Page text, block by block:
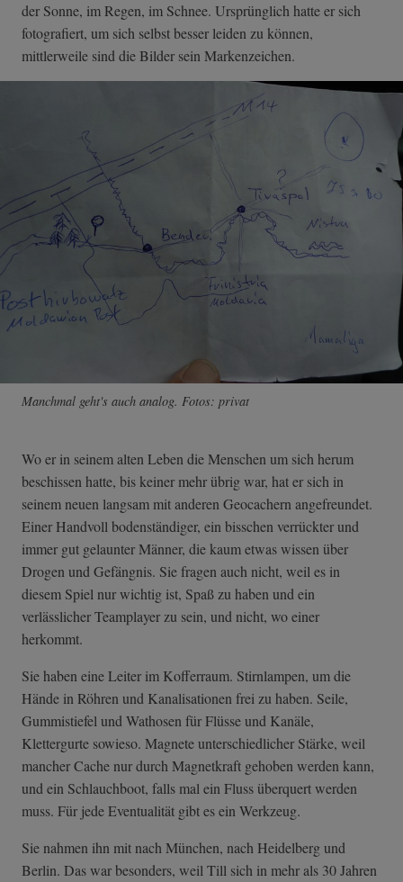
der Sonne, im Regen, im Schnee. Ursprünglich hatte er sich
fotografiert, um sich selbst besser leiden zu können,
mittlerweile sind die Bilder sein Markenzeichen.
Manchmal geht's auch analog. Fotos: privat
Wo er in seinem alten Leben die Menschen um sich herum
beschissen hatte, bis keiner mehr übrig war, hat er sich in
seinem neuen langsam mit anderen Geocachern angefreundet.
Einer Handvoll bodenständiger, ein bisschen verrückter und
immer gut gelaunter Männer, die kaum etwas wissen über
Drogen und Gefängnis. Sie fragen auch nicht, weil es in
diesem Spiel nur wichtig ist, Spaß zu haben und ein
verlässlicher Teamplayer zu sein, und nicht, wo einer
herkommt.
Sie haben eine Leiter im Kofferraum. Stirnlampen, um die
Hände in Röhren und Kanalisationen frei zu haben. Seile,
Gummistiefel und Wathosen für Flüsse und Kanäle,
Klettergurte sowieso. Magnete unterschiedlicher Stärke, weil
mancher Cache nur durch Magnetkraft gehoben werden kann,
und ein Schlauchboot, falls mal ein Fluss überquert werden
muss. Für jede Eventualität gibt es ein Werkzeug.
Sie nahmen ihn mit nach München, nach Heidelberg und
Berlin. Das war besonders, weil Till sich in mehr als 30 Jahren